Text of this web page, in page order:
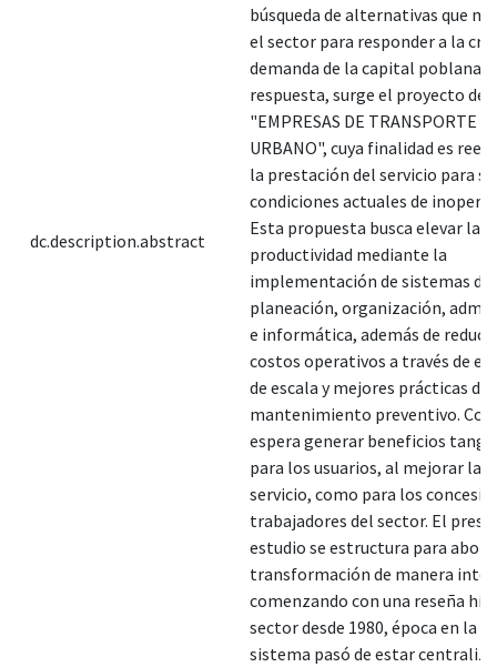
dc.description.abstract
búsqueda de alternativas que
el sector para responder a la
demanda de la capital poblana.
respuesta, surge el proyecto
"EMPRESAS DE TRANSPORTE
URBANO", cuya finalidad es
la prestación del servicio para
condiciones actuales de
Esta propuesta busca elevar la
productividad mediante la
implementación de sistemas de
planeación, organización,
e informática, además de
costos operativos a través de
de escala y mejores prácticas de
mantenimiento preventivo. Con
espera generar beneficios
para los usuarios, al mejorar la
servicio, como para los
trabajadores del sector. El
estudio se estructura para
transformación de manera
comenzando con una reseña
sector desde 1980, época en la
sistema pasó de estar